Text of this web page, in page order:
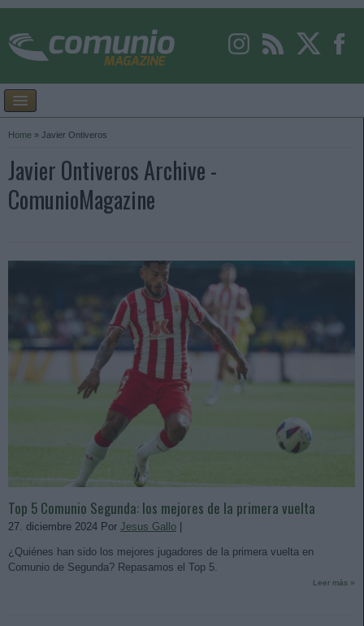
Home » Javier Ontiveros
Javier Ontiveros Archive -
ComunioMagazine
Top 5 Comunio Segunda: los mejores de la primera vuelta
27. diciembre 2024 Por Jesus Gallo
¿Quiénes han sido los mejores jugadores de la primera vuelta en
Comunio de Segunda? Repasamos el Top 5.
Leer más »